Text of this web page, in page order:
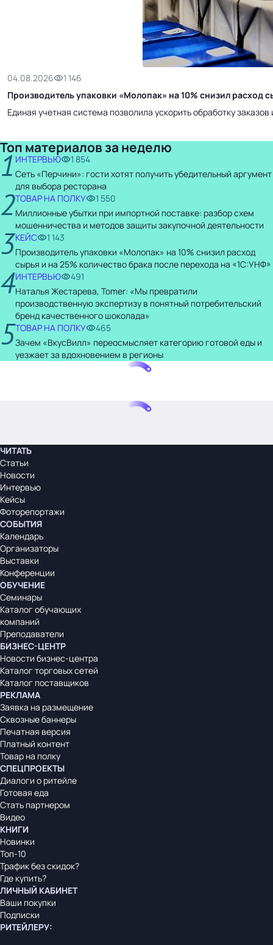
04.08.2026
1 146
Производитель упаковки «Молопак» на 10% снизил расход
Единая учетная система позволила ускорить обработку
Топ материалов за неделю
1 ИНТЕРВЬЮ
1 854
Сеть «Перчини»: гости хотят получить убедительный аргумент
для выбора ресторана
2ТОВАР НА ПОЛКУ
1 550
Миллионные убытки при импортной поставке: разбор схем
мошенничества и методов защиты закупочной деятельности
3КЕЙС
1 143
Производитель упаковки «Молопак» на 10% снизил расход
сырья и на 25% количество брака после перехода на «1С:УНФ»
4ИНТЕРВЬЮ
491
Наталья Жестарева, Tomer: «Мы превратили
производственную экспертизу в понятный потребительский
бренд качественного шоколада»
5ТОВАР НА ПОЛКУ
465
Зачем «ВкусВилл» переосмысляет категорию готовой еды и
уезжает за вдохновением в регионы
ЧИТАТЬ
Статьи
Новости
Интервью
Кейсы
Фоторепортажи
СОБЫТИЯ
Календарь
Организаторы
Выставки
Конференции
ОБУЧЕНИЕ
Семинары
Каталог обучающих
компаний
Преподаватели
БИЗНЕС-ЦЕНТР
Новости бизнес-центра
Каталог торговых сетей
Каталог поставщиков
РЕКЛАМА
Заявка на размещение
Сквозные баннеры
Печатная версия
Платный контент
Товар на полку
СПЕЦПРОЕКТЫ
Диалоги о ритейле
Готовая еда
Стать партнером
Видео
КНИГИ
Новинки
Топ-10
Трафик без скидок?
Где купить?
ЛИЧНЫЙ КАБИНЕТ
Ваши покупки
Подписки
РИТЕЙЛЕРУ: